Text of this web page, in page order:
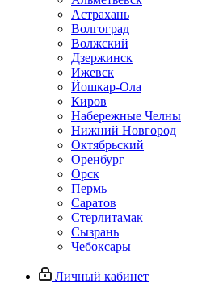
Астрахань
Волгоград
Волжский
Дзержинск
Ижевск
Йошкар-Ола
Киров
Набережные Челны
Нижний Новгород
Октябрьский
Оренбург
Орск
Пермь
Саратов
Стерлитамак
Сызрань
Чебоксары
Личный кабинет